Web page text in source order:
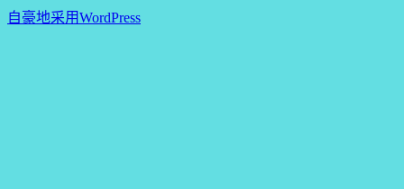
自豪地采用WordPress